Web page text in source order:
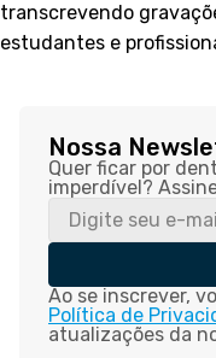
transcrevendo
estudantes e
Nossa
Quer ficar por
imperdível?
Ao se inscrever,
Política de
atualizações da